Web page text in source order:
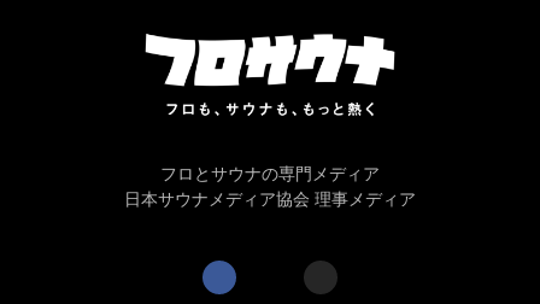
フロとサウナの専門メディア
日本サウナメディア協会 理事メディア